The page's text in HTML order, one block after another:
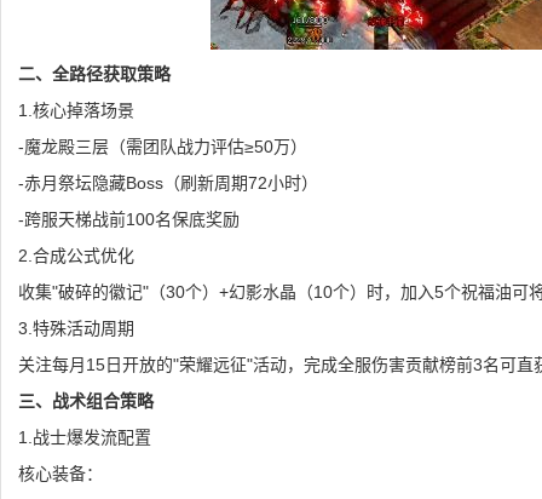
二、全路径获取策略
1.核心掉落场景
-魔龙殿三层（需团队战力评估≥50万）
-赤月祭坛隐藏Boss（刷新周期72小时）
-跨服天梯战前100名保底奖励
2.合成公式优化
收集"破碎的徽记"（30个）+幻影水晶（10个）时，加入5个祝福油可
3.特殊活动周期
关注每月15日开放的"荣耀远征"活动，完成全服伤害贡献榜前3名可直
三、战术组合策略
1.战士爆发流配置
核心装备：